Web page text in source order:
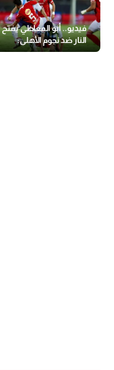
فيديو.. أبو المعاطي يفتح
النار ضد نجوم الأهلي:
فضائح تاريخية ولعيبة